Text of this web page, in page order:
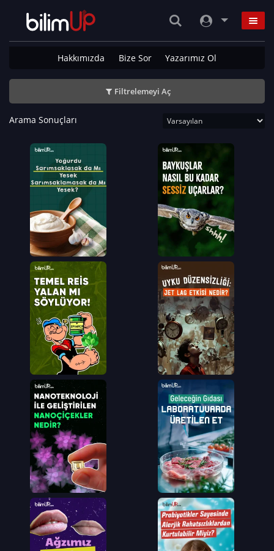
Hakkımızda Bize Sor Yazarımız Ol
Filtrelemeyi Aç
Arama Sonuçları